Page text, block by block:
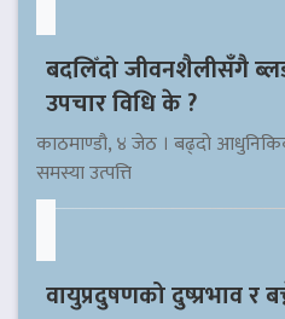
बदलिँदो जीवनशैलीसँगै
उपचार विधि के ?
काठमाण्डौ, ४ जेठ । बढ्दो
समस्या उत्पत्ति
वायुप्रदुषणको दुष्प्रभाव र